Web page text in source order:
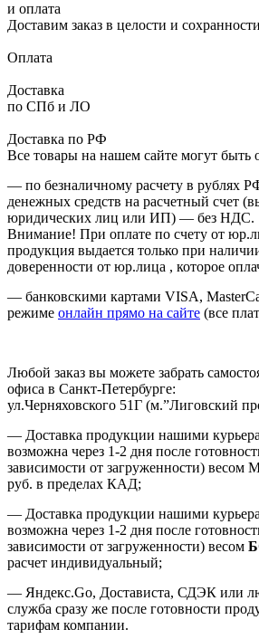
и оплата
Доставим заказ в целости и сохранности
Оплата
Доставка
по СПб и ЛО
Доставка по РФ
Все товары на нашем сайте могут быть
— по безналичному расчету в рублях
денежных средств на расчетный счет
юридических лиц или ИП) — без НДС.
Внимание! При оплате по счету от
продукция выдается только при
доверенности от юр.лица , которое
— банковскими картами VISA,
режиме онлайн прямо на сайте (все
Любой заказ вы можете забрать
офиса в Санкт-Петербурге:
ул.Черняховского 51Г (м.”Лиговский
— Доставка продукции нашими
возможна через 1-2 дня после
зависимости от загруженности) весом
руб. в пределах КАД;
— Доставка продукции нашими
возможна через 1-2 дня после
зависимости от загруженности) весом
расчет индивидуальный;
— Яндекс.Go, Достависта, СДЭК или
служба сразу же после готовности
тарифам компании.